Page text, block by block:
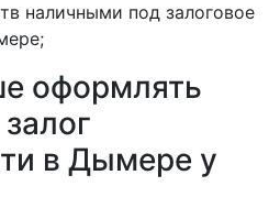
наличными под залоговое
оформлять
в Дымере у